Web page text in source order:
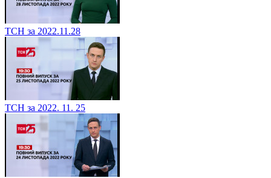
ТСН за 2022.11.28
ТСН за 2022. 11. 25